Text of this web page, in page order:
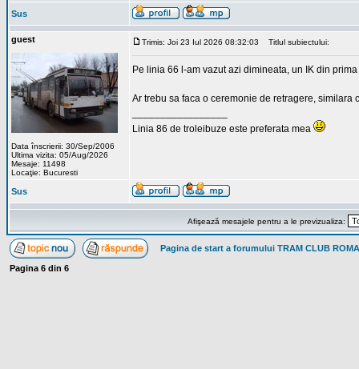
Sus
guest
Data înscrierii: 30/Sep/2006
Ultima vizita: 05/Aug/2026
Mesaje: 11498
Locaţie: Bucuresti
Trimis: Joi 23 Iul 2026 08:32:03 Titlul subiectului:
Pe linia 66 l-am vazut azi dimineata, un IK din
Ar trebu sa faca o ceremonie de retragere, similara
Linia 86 de troleibuze este preferata mea
Sus
Afişează mesajele pentru a le previzualiza:
Pagina de start a forumului TRAM CLUB
Pagina 6 din 6